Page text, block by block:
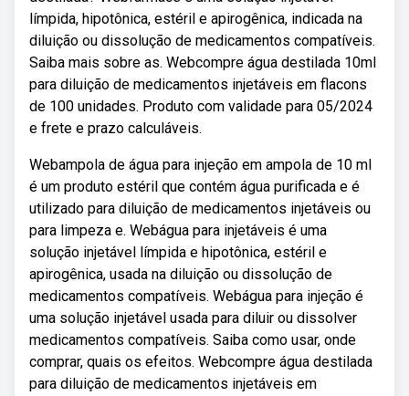
límpida, hipotônica, estéril e apirogênica, indicada na
diluição ou dissolução de medicamentos compatíveis.
Saiba mais sobre as. Webcompre água destilada 10ml
para diluição de medicamentos injetáveis em flacons
de 100 unidades. Produto com validade para 05/2024
e frete e prazo calculáveis.
Webampola de água para injeção em ampola de 10 ml
é um produto estéril que contém água purificada e é
utilizado para diluição de medicamentos injetáveis ou
para limpeza e. Webágua para injetáveis é uma
solução injetável límpida e hipotônica, estéril e
apirogênica, usada na diluição ou dissolução de
medicamentos compatíveis. Webágua para injeção é
uma solução injetável usada para diluir ou dissolver
medicamentos compatíveis. Saiba como usar, onde
comprar, quais os efeitos. Webcompre água destilada
para diluição de medicamentos injetáveis em